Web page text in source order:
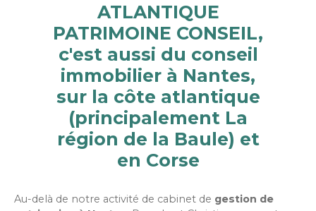
ATLANTIQUE
PATRIMOINE CONSEIL,
c'est aussi du conseil
immobilier à Nantes,
sur la côte atlantique
(principalement La
région de la Baule) et
en Corse
Au-delà de notre activité de cabinet de gestion de